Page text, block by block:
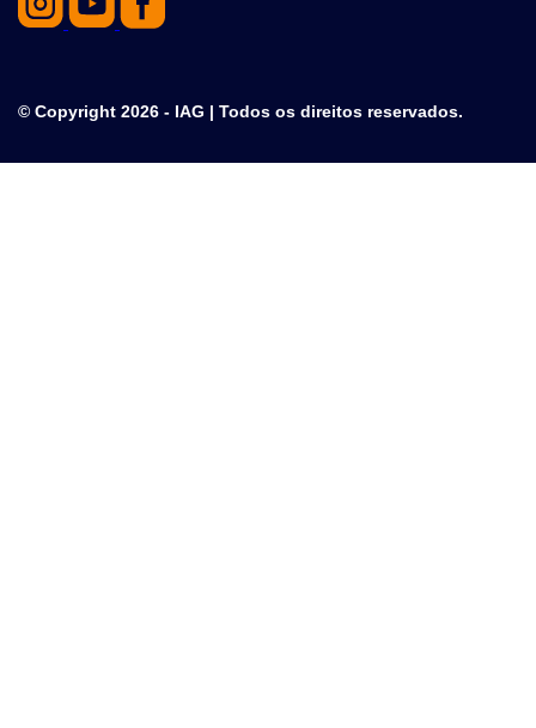
© Copyright 2026 - IAG | Todos os direitos reservados.